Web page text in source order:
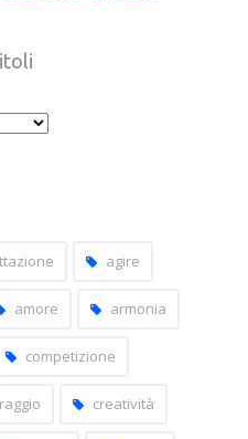
agire
amore armonia
competizione
creatività